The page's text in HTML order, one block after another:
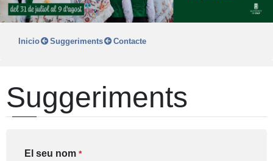
Inicio Suggeriments Contacte
Suggeriments
El seu nom *